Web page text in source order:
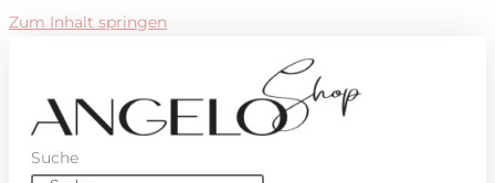
Zum Inhalt springen
Suche